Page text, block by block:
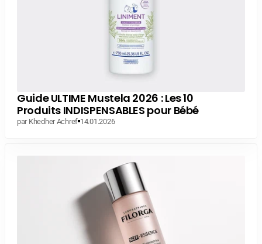
Guide ULTIME Mustela 2026 : Les 10
Produits INDISPENSABLES pour Bébé
par Khedher Achref 14.01.2026